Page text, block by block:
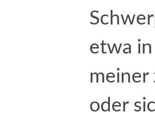
etwa
meiner
oder